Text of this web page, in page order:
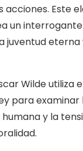
acciones. Este
un
juventud eterna
Wilde utiliza
para examinar
y la